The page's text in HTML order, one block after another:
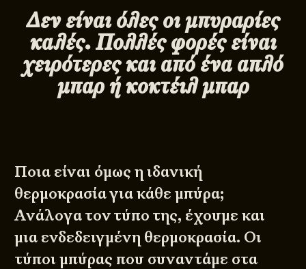
Δεν είναι όλες οι μπυραρίες
καλές. Πολλές φορές είναι
χειρότερες και από ένα απλό
μπαρ ή κοκτέιλ μπαρ
Ποια είναι όμως η ιδανική
θερμοκρασία για κάθε μπύρα;
Ανάλογα τον τύπο της, έχουμε και
μια ενδεδειγμένη θερμοκρασία. Οι
τύποι μπύρας που συναντάμε στα